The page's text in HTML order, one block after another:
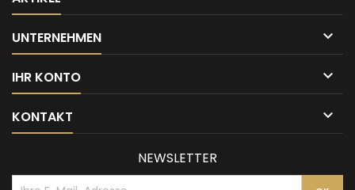
UNTERNEHMEN 
IHR KONTO 
KONTAKT 
NEWSLETTER